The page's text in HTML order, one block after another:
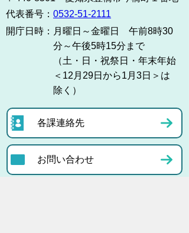
代表番号： 0532-51-2111
開庁日時： 月曜日～金曜日 午前8時30
分～午後5時15分まで
（土・日・祝祭日・年末年始
＜12月29日から1月3日＞は
除く）
各課連絡先
お問い合わせ